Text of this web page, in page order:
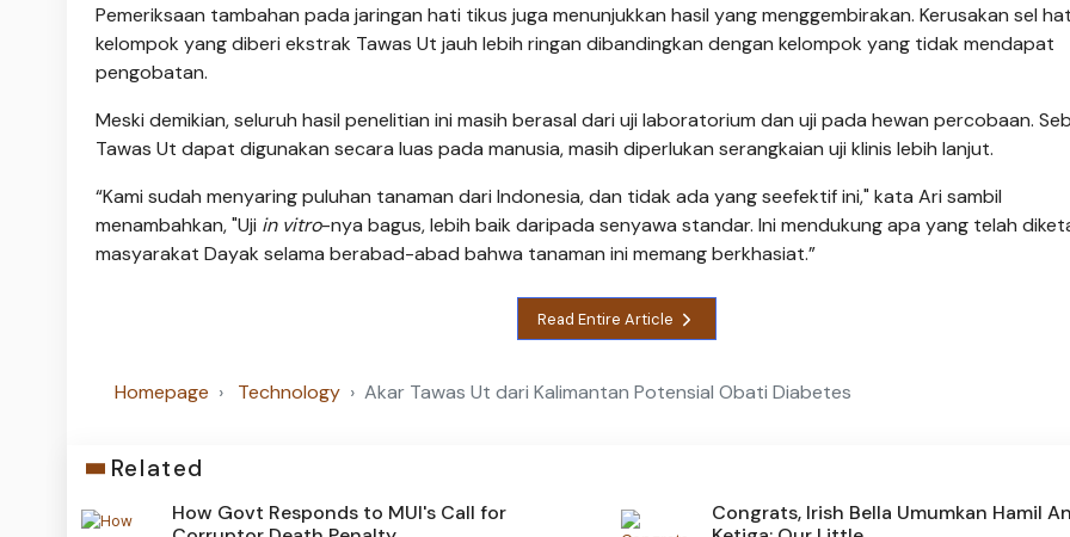
Pemeriksaan tambahan pada jaringan hati tikus juga menunjukkan hasil yang menggembirakan. Kerusakan sel
kelompok yang diberi ekstrak Tawas Ut jauh lebih ringan dibandingkan dengan kelompok yang tidak mendapat
pengobatan.
Meski demikian, seluruh hasil penelitian ini masih berasal dari uji laboratorium dan uji pada hewan percobaan.
Tawas Ut dapat digunakan secara luas pada manusia, masih diperlukan serangkaian uji klinis lebih lanjut.
“Kami sudah menyaring puluhan tanaman dari Indonesia, dan tidak ada yang seefektif ini," kata Ari sambil
menambahkan, "Uji in vitro-nya bagus, lebih baik daripada senyawa standar. Ini mendukung apa yang telah
masyarakat Dayak selama berabad-abad bahwa tanaman ini memang berkhasiat.”
Read Entire Article
Homepage Technology Akar Tawas Ut dari Kalimantan Potensial Obati Diabetes
Related
How Govt Responds to MUI's Call for
Congrats, Irish Bella Umumkan Hamil